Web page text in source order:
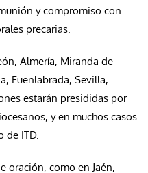
y compromiso con
precarias.
Almería, Miranda de
Fuenlabrada, Sevilla,
estarán presididas por
y en muchos casos
de ITD.
oración, como en Jaén,